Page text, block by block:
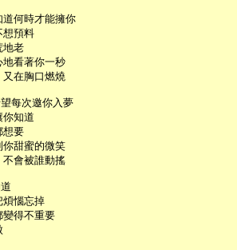
何時才能擁你
預料
地老
看著你一秒
在胸口燃燒
每次邀你入夢
知道
想要
甜蜜的微笑
會被誰動搖
惱忘掉
得不重要